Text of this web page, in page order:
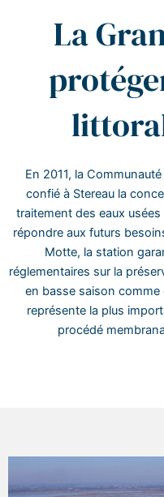
La
En 2011, la
confié à Stereau la
traitement des eaux
répondre aux futurs
Motte, la station
réglementaires sur la
en basse saison comme
représente la plus
procédé